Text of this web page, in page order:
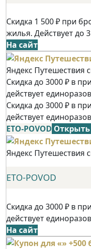
Скидка 1 500 ₽ при
жилья. Действует до
На сайт
Яндекс Путешествия
Скидка до 3000 ₽ в
действует
Скидка до 3000 ₽ в
действует
ETO-POVOD
Яндекс Путешествия
ETO-POVOD
Скидка до 3000 ₽ в
действует
На сайт